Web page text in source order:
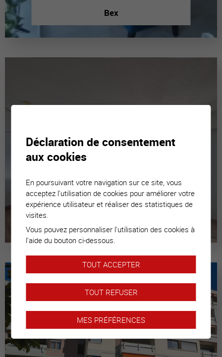
Bex
Déclaration de consentement
aux cookies
En poursuivant votre navigation sur ce site, vous
acceptez l'utilisation de cookies pour améliorer votre
expérience utilisateur et réaliser des statistiques de
visites.
Vous pouvez personnaliser l'utilisation des cookies à
l'aide du bouton ci-dessous.
TOUT ACCEPTER
TOUT REFUSER
MES PRÉFÉRENCES